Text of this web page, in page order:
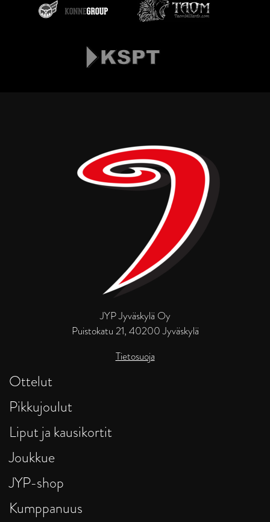
JYP Jyväskylä Oy
Puistokatu 21, 40200 Jyväskylä
Tietosuoja
Ottelut
Pikkujoulut
Liput ja kausikortit
Joukkue
JYP-shop
Kumppanuus